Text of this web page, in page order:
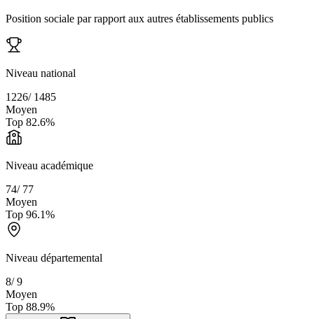
Position sociale par rapport aux autres établissements publics
Niveau national
1226/ 1485
Moyen
Top 82.6%
Niveau académique
74/ 77
Moyen
Top 96.1%
Niveau départemental
8/9
Moyen
Top 88.9%